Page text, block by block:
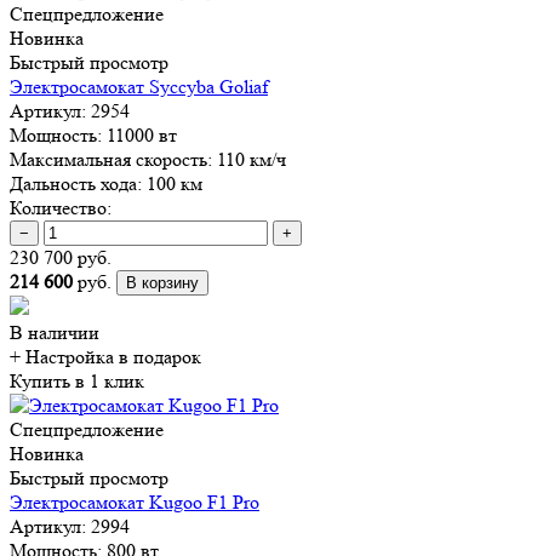
Спецпредложение
Новинка
Быстрый просмотр
Электросамокат Syccyba Goliaf
Артикул: 2954
Мощность: 11000 вт
Максимальная скорость: 110 км/ч
Дальность хода: 100 км
Количество:
− +
230 700 руб.
214 600 руб. В корзину
В наличии
+ Настройка в подарок
Купить в 1 клик
Спецпредложение
Новинка
Быстрый просмотр
Электросамокат Kugoo F1 Pro
Артикул: 2994
Мощность: 800 вт